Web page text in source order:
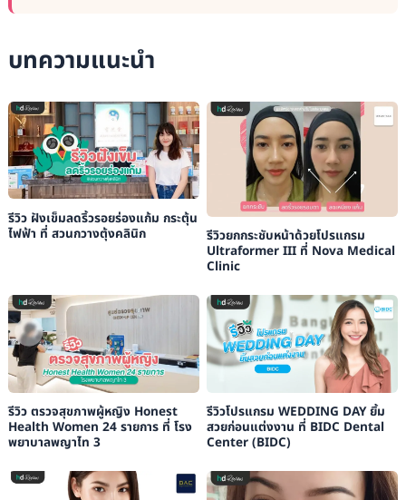
บทความแนะนำ
รีวิว ฝังเข็มลดริ้วรอยร่องแก้ม กระตุ้น
ไฟฟ้า ที่ สวนกวางตุ้งคลินิก
รีวิวยกกระชับหน้าด้วยโปรแกรม
Ultraformer III ที่ Nova Medical
Clinic
รีวิว ตรวจสุขภาพผู้หญิง Honest
Health Women 24 รายการ ที่ โรง
พยาบาลพญาไท 3
รีวิวโปรแกรม WEDDING DAY ยิ้ม
สวยก่อนแต่งงาน ที่ BIDC Dental
Center (BIDC)